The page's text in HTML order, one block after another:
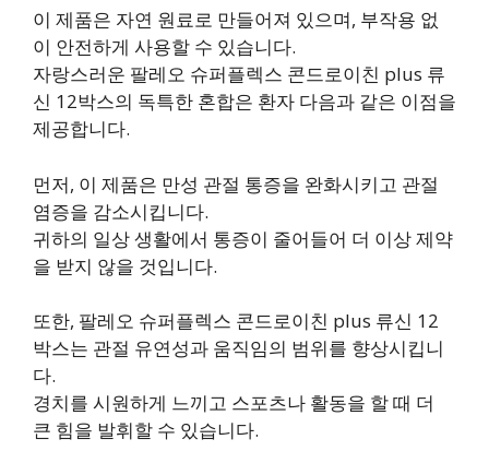
이 제품은 자연 원료로 만들어져 있으며, 부작용 없
이 안전하게 사용할 수 있습니다.
자랑스러운 팔레오 슈퍼플렉스 콘드로이친 plus 류
신 12박스의 독특한 혼합은 환자 다음과 같은 이점을
제공합니다.
먼저, 이 제품은 만성 관절 통증을 완화시키고 관절
염증을 감소시킵니다.
귀하의 일상 생활에서 통증이 줄어들어 더 이상 제약
을 받지 않을 것입니다.
또한, 팔레오 슈퍼플렉스 콘드로이친 plus 류신 12
박스는 관절 유연성과 움직임의 범위를 향상시킵니
다.
경치를 시원하게 느끼고 스포츠나 활동을 할 때 더
큰 힘을 발휘할 수 있습니다.